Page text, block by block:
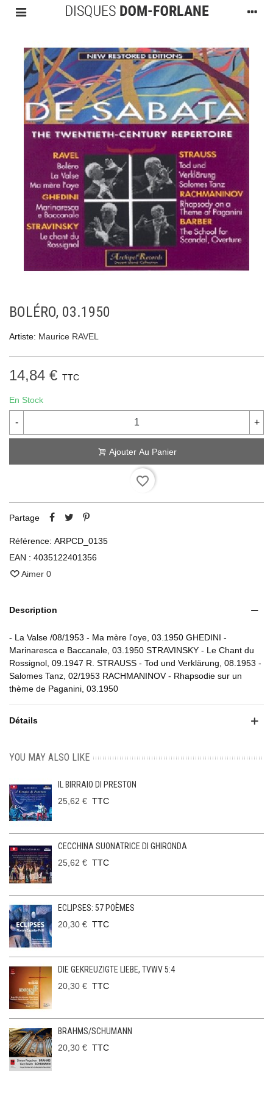
BOLÉRO, 03.1950
Artiste: Maurice RAVEL
14,84 € TTC
En Stock
- +
Ajouter Au Panier
favorite_border
Partage
Référence: ARPCD_0135
EAN : 4035122401356
Aimer 0
Description
- La Valse /08/1953 - Ma mère l'oye, 03.1950 GHEDINI -
Marinaresca e Baccanale, 03.1950 STRAVINSKY - Le Chant du
Rossignol, 09.1947 R. STRAUSS - Tod und Verklärung, 08.1953 -
Salomes Tanz, 02/1953 RACHMANINOV - Rhapsodie sur un
thème de Paganini, 03.1950
Détails
YOU MAY ALSO LIKE
IL BIRRAIO DI PRESTON
25,62 € TTC
CECCHINA SUONATRICE DI GHIRONDA
25,62 € TTC
ECLIPSES: 57 POÈMES
20,30 € TTC
DIE GEKREUZIGTE LIEBE, TVWV 5:4
20,30 € TTC
BRAHMS/SCHUMANN
20,30 € TTC